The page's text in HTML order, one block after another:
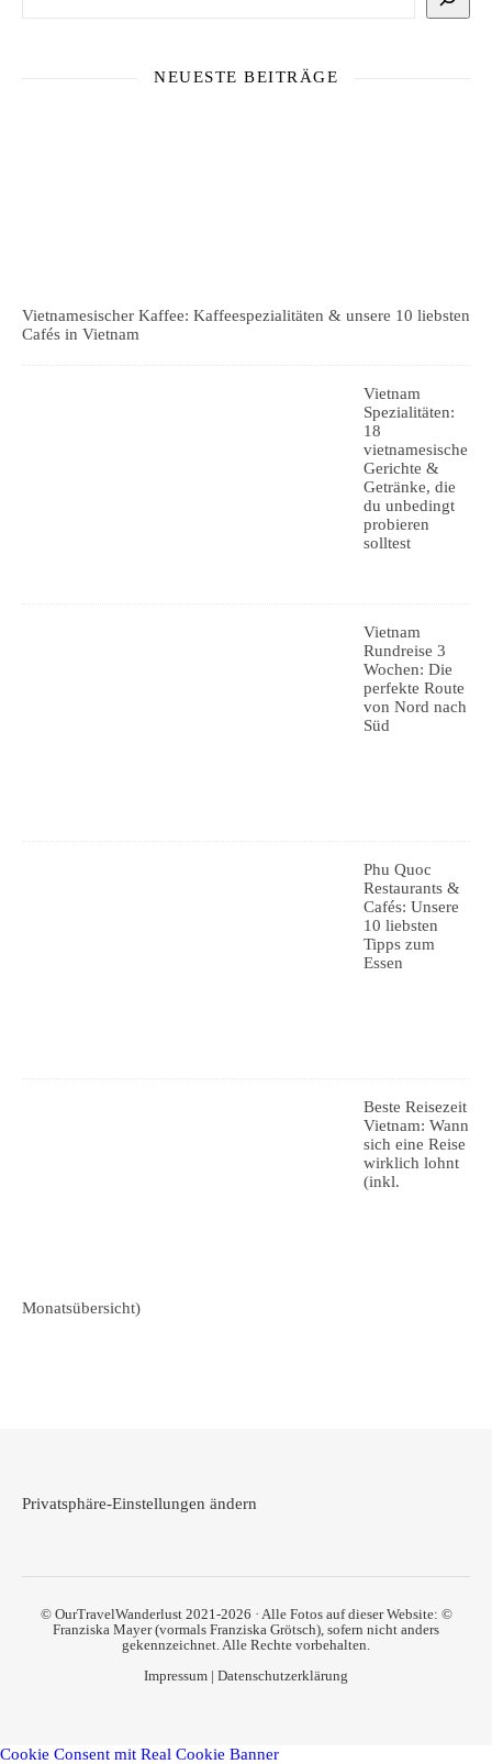
NEUESTE BEITRÄGE
Vietnamesischer Kaffee: Kaffeespezialitäten & unsere 10 liebsten
Cafés in Vietnam
Vietnam
Spezialitäten:
18
vietnamesische
Gerichte &
Getränke, die
du unbedingt
probieren
solltest
Vietnam
Rundreise 3
Wochen: Die
perfekte Route
von Nord nach
Süd
Phu Quoc
Restaurants &
Cafés: Unsere
10 liebsten
Tipps zum
Essen
Beste Reisezeit
Vietnam: Wann
sich eine Reise
wirklich lohnt
(inkl.
Monatsübersicht)
Privatsphäre-Einstellungen ändern
© OurTravelWanderlust 2021-2026 · Alle Fotos auf dieser Website: ©
Franziska Mayer (vormals Franziska Grötsch), sofern nicht anders
gekennzeichnet. Alle Rechte vorbehalten.
Impressum | Datenschutzerklärung
Cookie Consent mit Real Cookie Banner